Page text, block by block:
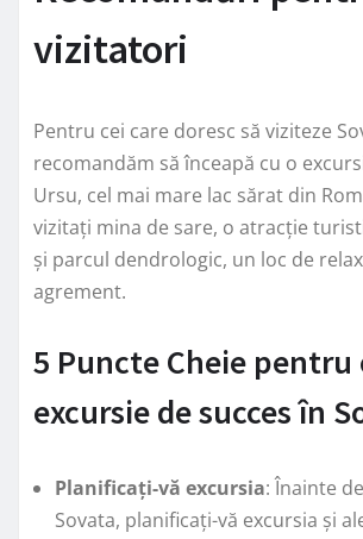
vizitatori
Pentru cei care doresc să viziteze
recomandăm să înceapă cu o
Ursu, cel mai mare lac sărat din
vizitați mina de sare, o atracție
și parcul dendrologic, un loc de
agrement.
5 Puncte Cheie pentru
excursie de succes în
Planificați-vă excursia: Înainte
Sovata, planificați-vă excursia și